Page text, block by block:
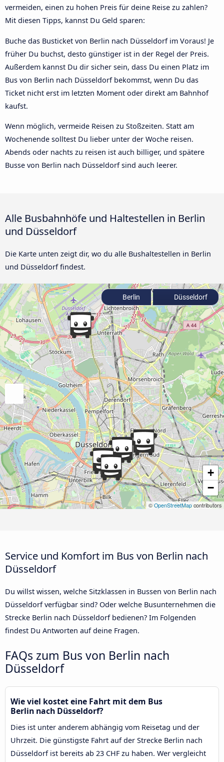
vermeiden, einen zu hohen Preis für deine Reise zu zahlen?
Mit diesen Tipps, kannst Du Geld sparen:
Buche das Busticket von Berlin nach Düsseldorf im Voraus! Je
früher Du buchst, desto günstiger ist in der Regel der Preis.
Außerdem kannst Du dir sicher sein, dass Du einen Platz im
Bus von Berlin nach Düsseldorf bekommst, wenn Du das
Ticket nicht erst im letzten Moment oder direkt am Bahnhof
kaufst.
Wenn möglich, vermeide Reisen zu Stoßzeiten. Statt am
Wochenende solltest Du lieber unter der Woche reisen.
Abends oder nachts zu reisen ist auch billiger, und spätere
Busse von Berlin nach Düsseldorf sind auch leerer.
Alle Busbahnhöfe und Haltestellen in Berlin
und Düsseldorf
Die Karte unten zeigt dir, wo du alle Bushaltestellen in Berlin
und Düsseldorf findest.
+
−
© OpenStreetMap contributors
Berlin Düsseldorf
Service und Komfort im Bus von Berlin nach
Düsseldorf
Du willst wissen, welche Sitzklassen in Bussen von Berlin nach
Düsseldorf verfügbar sind? Oder welche Busunternehmen die
Strecke Berlin nach Düsseldorf bedienen? Im Folgenden
findest Du Antworten auf deine Fragen.
FAQs zum Bus von Berlin nach
Düsseldorf
Wie viel kostet eine Fahrt mit dem Bus
Berlin nach Düsseldorf?
Dies ist unter anderem abhängig vom Reisetag und der
Uhrzeit. Die günstigste Fahrt auf der Strecke Berlin nach
Düsseldorf ist bereits ab 23 CHF zu haben. Wer vergleicht